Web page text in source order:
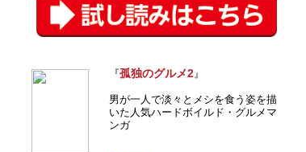
『孤独のグルメ2』
男が一人で淡々とメシを食う姿を描
いた人気ハードボイルド・グルメマ
ンガ